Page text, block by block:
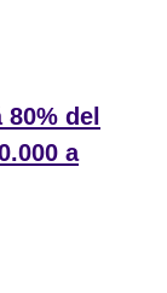
del
a